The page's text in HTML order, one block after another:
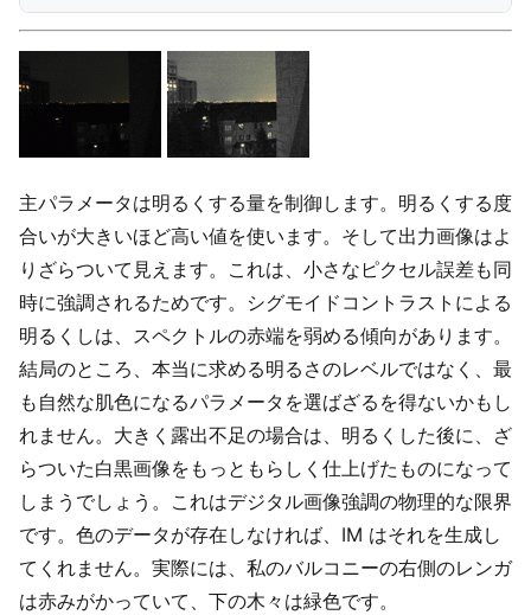
主パラメータは明るくする量を制御します。明るくする度
合いが大きいほど高い値を使います。そして出力画像はよ
りざらついて見えます。これは、小さなピクセル誤差も同
時に強調されるためです。シグモイドコントラストによる
明るくしは、スペクトルの赤端を弱める傾向があります。
結局のところ、本当に求める明るさのレベルではなく、最
も自然な肌色になるパラメータを選ばざるを得ないかもし
れません。大きく露出不足の場合は、明るくした後に、ざ
らついた白黒画像をもっともらしく仕上げたものになって
しまうでしょう。これはデジタル画像強調の物理的な限界
です。色のデータが存在しなければ、IM はそれを生成し
てくれません。実際には、私のバルコニーの右側のレンガ
は赤みがかっていて、下の木々は緑色です。